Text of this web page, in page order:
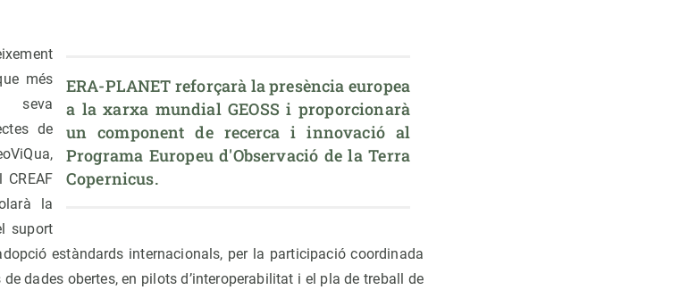
ERA-PLANET reforçarà la presència europea
a la xarxa mundial GEOSS i proporcionarà
un component de recerca i innovació al
Programa Europeu d'Observació de la Terra
Copernicus.
més
seva
de
la
suport
estàndards internacionals, per la participació coordinada
dades obertes, en pilots d’interoperabilitat i el pla de treball de